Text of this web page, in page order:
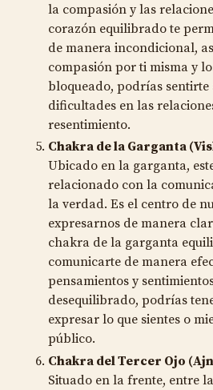
la compasión y las
corazón equilibrado te
de manera incondicional,
compasión por ti misma y
bloqueado, podrías sentirte
dificultades en las
resentimiento.
Chakra de la Garganta
Ubicado en la garganta,
relacionado con la
la verdad. Es el centro de
expresarnos de manera
chakra de la garganta
comunicarte de manera
pensamientos y
desequilibrado, podrías
expresar lo que sientes o
público.
Chakra del Tercer Ojo
Situado en la frente, entre